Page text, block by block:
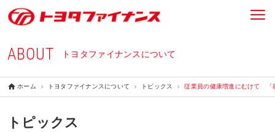
ABOUT トヨタファイナンスについて
ホーム トヨタファイナンスについて トピックス 従業員の健康増進にむけて 「
トピックス